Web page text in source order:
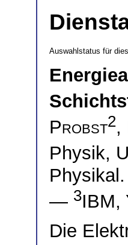
Auswahlstatus für
Probst2,
Physik,
— 3IBM,
Die